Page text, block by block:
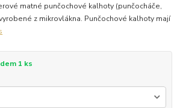
matné punčochové kalhoty (punčocháče,
z mikrovlákna. Punčochové kalhoty mají
1 ks